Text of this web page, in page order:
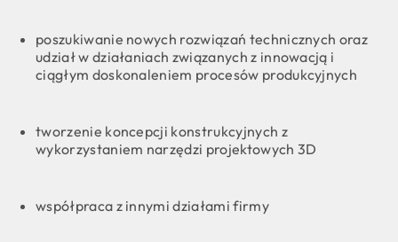
poszukiwanie nowych rozwiązań technicznych oraz
udział w działaniach związanych z innowacją i
ciągłym doskonaleniem procesów produkcyjnych
tworzenie koncepcji konstrukcyjnych z
wykorzystaniem narzędzi projektowych 3D
współpraca z innymi działami firmy